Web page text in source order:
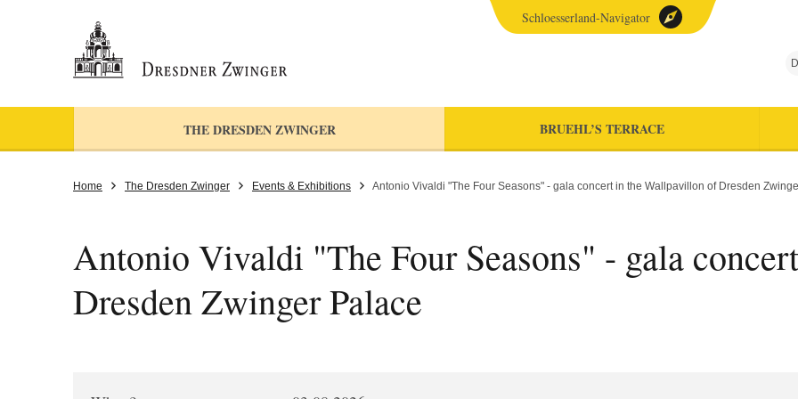
THE DRESDEN ZWINGER BRUEHL’S TERRACE
Schloesserland-Navigator
Home The Dresden Zwinger Events & Exhibitions Antonio Vivaldi "The Four Seasons" - gala concert in the Wallpavillon of Dresden
Antonio Vivaldi "The Four Seasons" - gala
Dresden Zwinger Palace